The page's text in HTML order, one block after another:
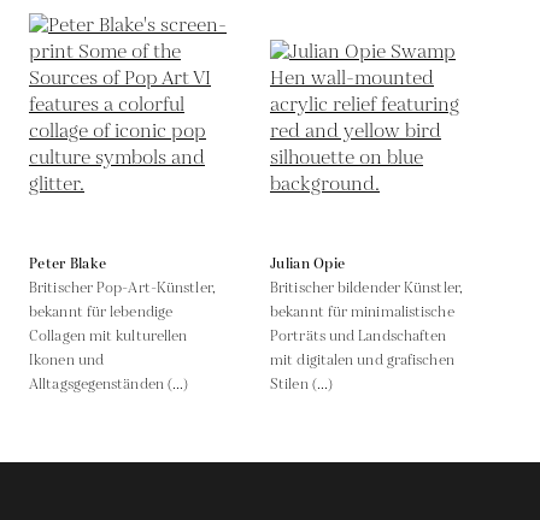
Peter Blake
Britischer Pop-Art-Künstler,
bekannt für lebendige
Collagen mit kulturellen
Ikonen und
Alltagsgegenständen (...)
Julian Opie
Britischer bildender Künstler,
bekannt für minimalistische
Porträts und Landschaften
mit digitalen und grafischen
Stilen (...)